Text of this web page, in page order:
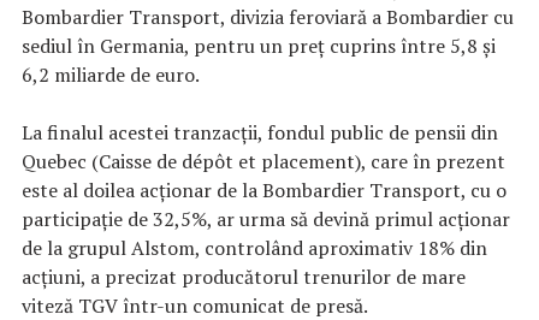
Bombardier Transport, divizia feroviară a Bombardier cu
sediul în Germania, pentru un preţ cuprins între 5,8 şi
6,2 miliarde de euro.
La finalul acestei tranzacţii, fondul public de pensii din
Quebec (Caisse de dépôt et placement), care în prezent
este al doilea acţionar de la Bombardier Transport, cu o
participaţie de 32,5%, ar urma să devină primul acţionar
de la grupul Alstom, controlând aproximativ 18% din
acţiuni, a precizat producătorul trenurilor de mare
viteză TGV într-un comunicat de presă.